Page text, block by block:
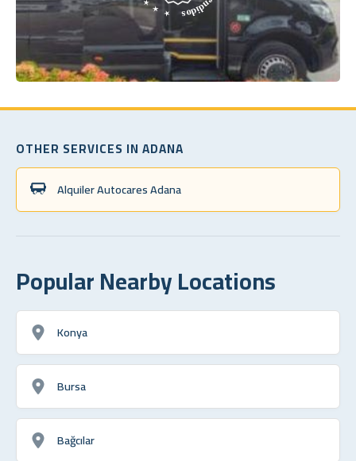
OTHER SERVICES IN ADANA
Alquiler Autocares Adana
Popular Nearby Locations
Konya
Bursa
Bağcılar